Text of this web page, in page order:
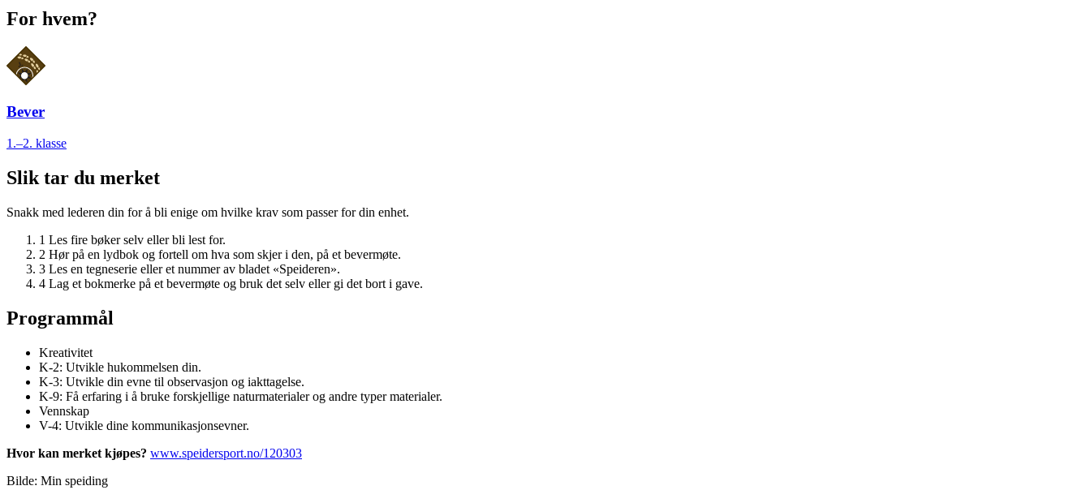
For hvem?
Bever
1.–2. klasse
Slik tar du merket
Snakk med lederen din for å bli enige om hvilke krav som passer for din enhet.
1 Les fire bøker selv eller bli lest for.
2 Hør på en lydbok og fortell om hva som skjer i den, på et bevermøte.
3 Les en tegneserie eller et nummer av bladet «Speideren».
4 Lag et bokmerke på et bevermøte og bruk det selv eller gi det bort i gave.
Programmål
Kreativitet
K-2: Utvikle hukommelsen din.
K-3: Utvikle din evne til observasjon og iakttagelse.
K-9: Få erfaring i å bruke forskjellige naturmaterialer og andre typer materialer.
Vennskap
V-4: Utvikle dine kommunikasjonsevner.
Hvor kan merket kjøpes? www.speidersport.no/120303
Bilde: Min speiding